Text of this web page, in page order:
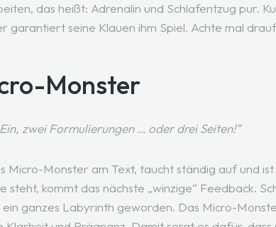
das heißt: Adrenalin und Schlafentzug pur.
garantiert seine Klauen ihm Spiel. Achte mal
Monster
zwei Formulierungen … oder drei Seiten!”
Micro-Monster am Text, taucht ständig auf und ist
steht, kommt das nächste „winzige“ Feedback.
ganzes Labyrinth geworden. Das Micro-